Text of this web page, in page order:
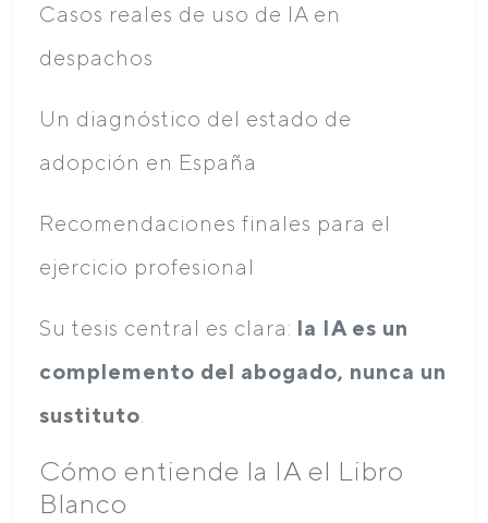
Casos reales de uso de IA en
despachos
Un diagnóstico del estado de
adopción en España
Recomendaciones finales para el
ejercicio profesional
Su tesis central es clara: la IA es un
complemento del abogado, nunca un
sustituto
Cómo entiende la IA el Libro
Blanco